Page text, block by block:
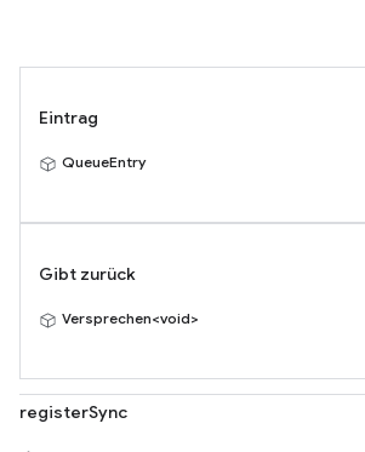
Eintrag
QueueEntry
Gibt zurück
Versprechen<void>
registerSync